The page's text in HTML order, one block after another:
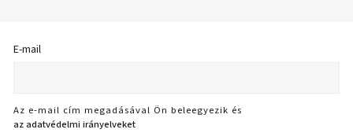
E-mail
Az e-mail cím megadásával Ön beleegyezik és
az adatvédelmi irányelveket